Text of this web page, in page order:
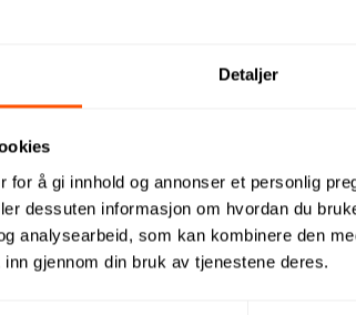
Detaljer
for å gi innhold og annonser et personlig
dessuten informasjon om hvordan du
analysearbeid, som kan kombinere den
gjennom din bruk av tjenestene deres.
populære